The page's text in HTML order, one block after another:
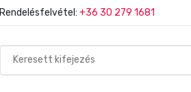
Rendelésfelvétel: +36 30 279 1681